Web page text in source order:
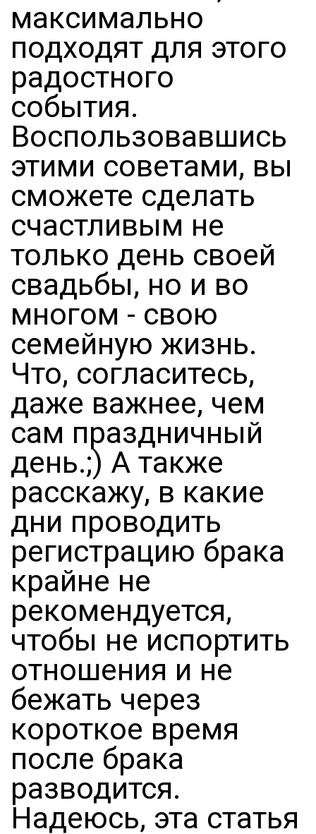
максимально
подходят для этого
радостного
события.
Воспользовавшись
этими советами, вы
сможете сделать
счастливым не
только день своей
свадьбы, но и во
многом - свою
семейную жизнь.
Что, согласитесь,
даже важнее, чем
сам праздничный
день.;) А также
расскажу, в какие
дни проводить
регистрацию брака
крайне не
рекомендуется,
чтобы не испортить
отношения и не
бежать через
короткое время
после брака
разводится.
Надеюсь, эта статья